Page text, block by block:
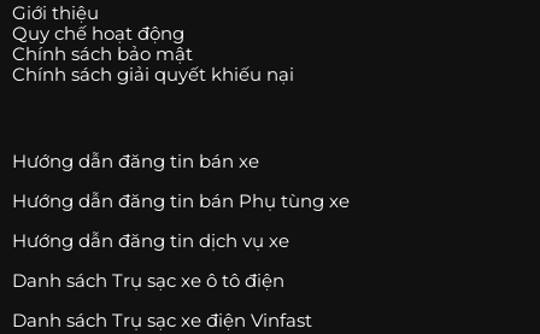
Giới thiệu
Quy chế hoạt động
Chính sách bảo mật
Chính sách giải quyết khiếu nại
Hướng dẫn đăng tin bán xe
Hướng dẫn đăng tin bán Phụ tùng xe
Hướng dẫn đăng tin dịch vụ xe
Danh sách Trụ sạc xe ô tô điện
Danh sách Trụ sạc xe điện Vinfast